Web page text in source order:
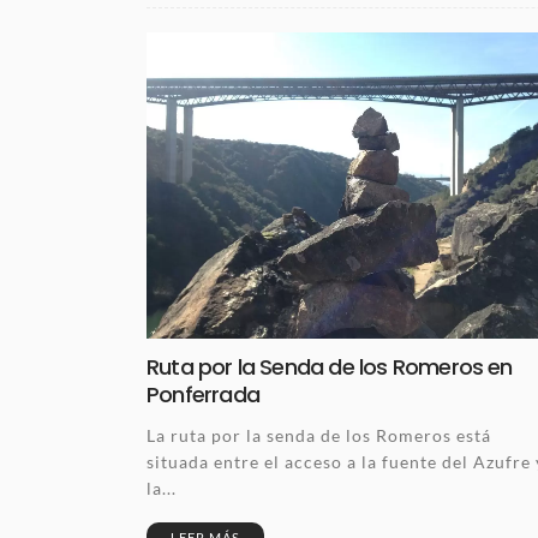
Ruta por la Senda de los Romeros en
Ponferrada
La ruta por la senda de los Romeros está
situada entre el acceso a la fuente del Azufre
la...